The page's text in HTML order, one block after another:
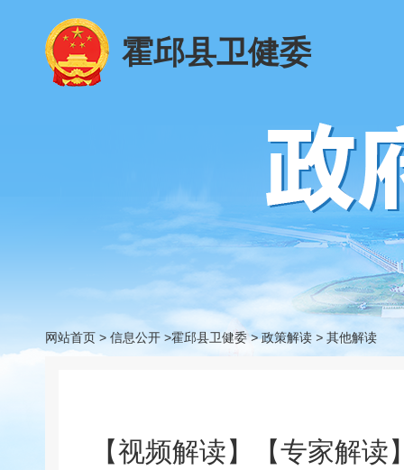
霍邱县卫健委
网站首页 > 信息公开 >霍邱县卫健委> 政策解读 > 其他解读
【视频解读】【专家解